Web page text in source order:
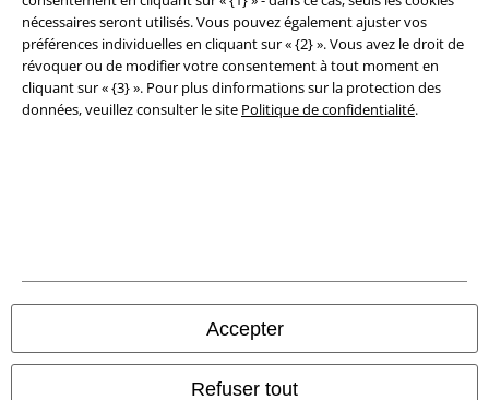
nécessaires seront utilisés. Vous pouvez également ajuster vos
préférences individuelles en cliquant sur « {2} ». Vous avez le droit de
révoquer ou de modifier votre consentement à tout moment en
cliquant sur « {3} ». Pour plus dinformations sur la protection des
données, veuillez consulter le site Politique de confidentialité.
Accepter
Refuser tout
Élimination des déchets et protection de l'environnement
Déclaration de Conformité
Informations sur l'accessibilité